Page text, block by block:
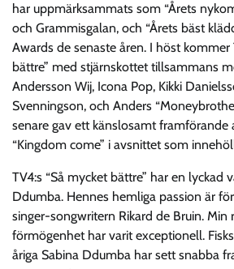
har uppmärksammats som “Årets
och Grammisgalan, och “Årets bäst
Awards de senaste åren. I höst kommer
bättre” med stjärnskottet tillsammans
Andersson Wij, Icona Pop, Kikki
Svenningson, och Anders
senare gav ett känslosamt framförande
“Kingdom come” i avsnittet som
TV4:s “Så mycket bättre” har en lyckad
Ddumba. Hennes hemliga passion är
singer-songwritern Rikard de Bruin. Min
förmögenhet har varit exceptionell.
åriga Sabina Ddumba har sett snabba